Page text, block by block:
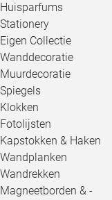
Huisparfums
Stationery
Eigen Collectie
Wanddecoratie
Muurdecoratie
Spiegels
Klokken
Fotolijsten
Kapstokken & Haken
Wandplanken
Wandrekken
Magneetborden & -